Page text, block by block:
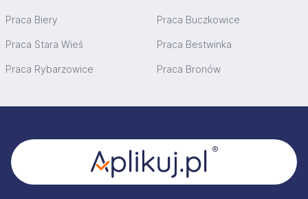
Praca Biery Praca Buczkowice
Praca Stara Wieś Praca Bestwinka
Praca Rybarzowice Praca Bronów